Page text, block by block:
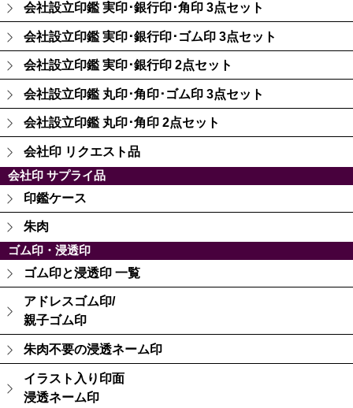
会社設立印鑑 実印･銀行印･角印 3点セット
会社設立印鑑 実印･銀行印･ゴム印 3点セット
会社設立印鑑 実印･銀行印 2点セット
会社設立印鑑 丸印･角印･ゴム印 3点セット
会社設立印鑑 丸印･角印 2点セット
会社印 リクエスト品
会社印 サプライ品
印鑑ケース
朱肉
ゴム印・浸透印
ゴム印と浸透印 一覧
アドレスゴム印/
親子ゴム印
朱肉不要の浸透ネーム印
イラスト入り印面
浸透ネーム印